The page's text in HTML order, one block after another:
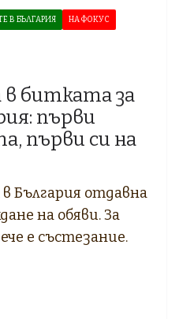
В БЪЛГАРИЯ НА ФОКУС
в битката за
първи
първи си на
България отдавна
на обяви. За
е състезание.